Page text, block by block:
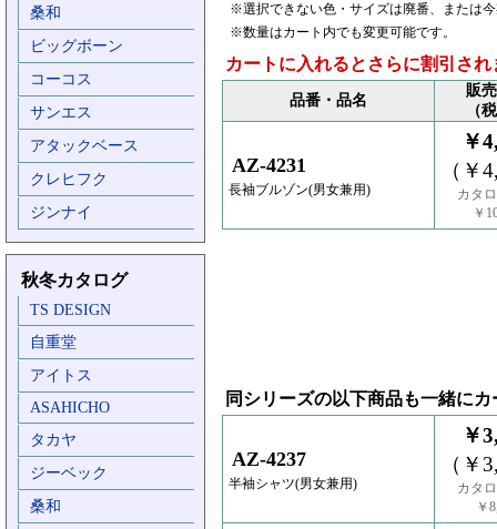
桑和
ビッグボーン
コーコス
サンエス
アタックベース
クレヒフク
ジンナイ
秋冬カタログ
TS DESIGN
自重堂
アイトス
ASAHICHO
タカヤ
ジーベック
桑和
※選択できない色・サイズは廃番、または
※数量はカート内でも変更可能です。
カートに入れるとさらに割引され
品番・品名
販
（
AZ-4231
長袖ブルゾン(男女兼用)
￥
（￥
カタ
￥
同シリーズの以下商品も一緒に
AZ-4237
半袖シャツ(男女兼用)
￥
（￥
カタ
￥